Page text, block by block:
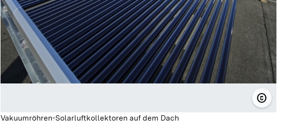
copyright© Pfizer
Vakuumröhren-Solarluftkollektoren auf dem Dach